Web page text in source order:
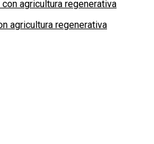
agricultura regenerativa